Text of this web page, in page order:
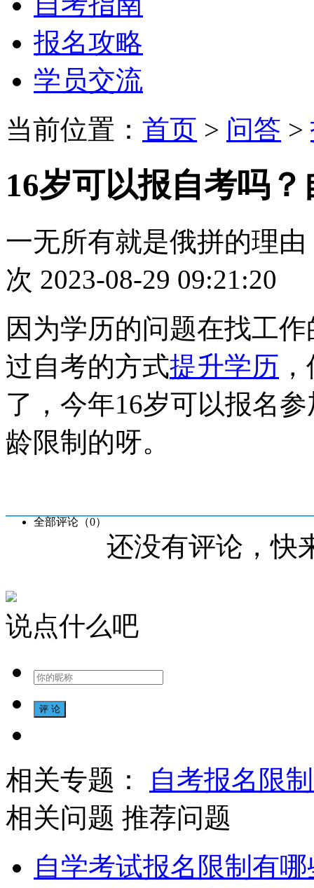
报名攻略
学员交流
当前位置： 首页 > 问答 >
16岁可以报自考吗
一无所有就是俄拼的理由
次 2023-08-29 09:21:20
因为学历的问题在找工
过自考的方式提升学历
了，今年16岁可以报名
龄限制的呀。
全部评论（0）
还没有评论，快
说点什么吧
相关专题： 自考报名限制
相关问题 推荐问题
自学考试报名限制有